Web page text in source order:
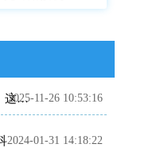
水质在线浊度监测仪：数据准还省心，这款国产仪太香了
2025-11-26 10:53:16
2024-01-31 14:18:22